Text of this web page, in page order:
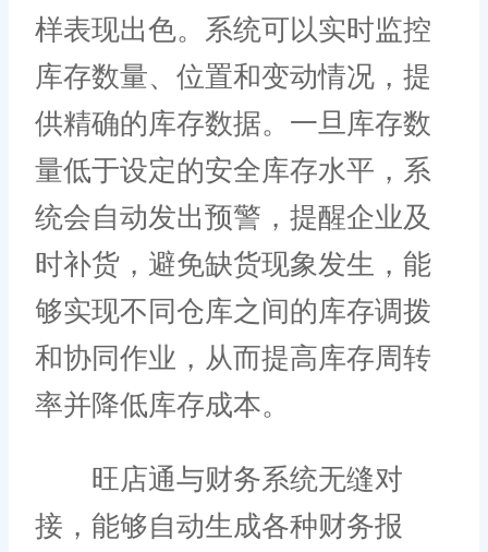
样表现出色。系统可以实时监控
库存数量、位置和变动情况，提
供精确的库存数据。一旦库存数
量低于设定的安全库存水平，系
统会自动发出预警，提醒企业及
时补货，避免缺货现象发生，能
够实现不同仓库之间的库存调拨
和协同作业，从而提高库存周转
率并降低库存成本。
旺店通与财务系统无缝对
接，能够自动生成各种财务报